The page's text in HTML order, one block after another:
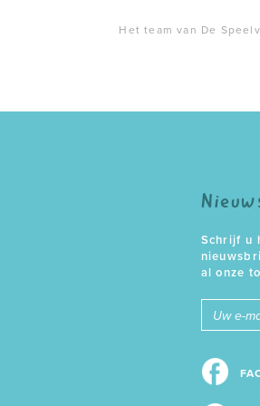
Het team van De
Schrijf u
al onze
mailadres